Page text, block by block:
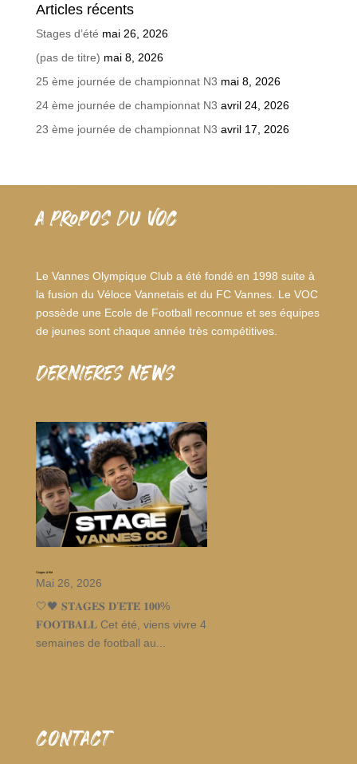
Articles récents
Stages d’été mai 26, 2026
(pas de titre) mai 8, 2026
25 ème journée de championnat N3 mai 8, 2026
24 ème journée de championnat N3 avril 24, 2026
23 ème journée de championnat N3 avril 17, 2026
A PROPOS DU VOC
Le Vannes Olympique Club a été fondé en 1998 suite à
la fusion du Véloce Vannetais et du FC Vannes. Le VOC
possède une Ecole de Football reconnue et ses équipes
de jeunes sont chaque année très compétitives.
dernieres news
Stages d’été
Mai 26, 2026
🤍🖤 𝐒𝐓𝐀𝐆𝐄𝐒 𝐃’𝐄́𝐓𝐄́ 𝟏𝟎𝟎%
𝐅𝐎𝐎𝐓𝐁𝐀𝐋𝐋 Cet été, viens vivre 4
semaines de football au...
CONTACT